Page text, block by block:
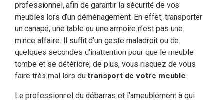
professionnel, afin de garantir la sécurité de vos
meubles lors d’un déménagement. En effet, transporter
un canapé, une table ou une armoire n’est pas une
mince affaire. Il suffit d’un geste maladroit ou de
quelques secondes d’inattention pour que le meuble
tombe et se détériore, de plus, vous risquez de vous
faire très mal lors du transport de votre meuble.
Le professionnel du débarras et l’ameublement à qui